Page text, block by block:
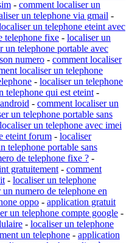
- comment localiser un
un telephone via gmail -
un telephone eteint avec
telephone fixe - localiser un
un telephone portable avec
numero - comment localiser
localiser un telephone
- localiser un telephone
telephone qui est eteint -
- comment localiser un
un telephone portable sans
localiser un telephone avec imei
eteint forum - localiser
telephone portable sans
de telephone fixe ? -
gratuitement - comment
- localiser un telephone
un numero de telephone en
oppo - application gratuit
un telephone compte google -
- localiser un telephone
un telephone - application